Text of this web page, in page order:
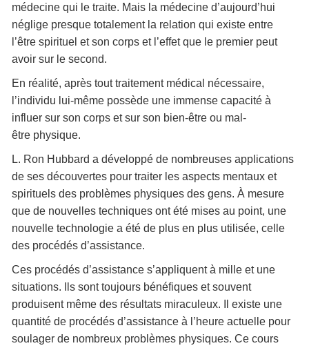
médecine qui le traite. Mais la médecine d’aujourd’hui
néglige presque totalement la relation qui existe entre
l’être spirituel et son corps et l’effet que le premier peut
avoir sur le second.
En réalité, après tout traitement médical nécessaire,
l’individu lui-même possède une immense capacité à
influer sur son corps et sur son bien-être ou mal-
être physique.
L. Ron Hubbard a développé de nombreuses applications
de ses découvertes pour traiter les aspects mentaux et
spirituels des problèmes physiques des gens. À mesure
que de nouvelles techniques ont été mises au point, une
nouvelle technologie a été de plus en plus utilisée, celle
des procédés d’assistance.
Ces procédés d’assistance s’appliquent à mille et une
situations. Ils sont toujours bénéfiques et souvent
produisent même des résultats miraculeux. Il existe une
quantité de procédés d’assistance à l’heure actuelle pour
soulager de nombreux problèmes physiques. Ce cours